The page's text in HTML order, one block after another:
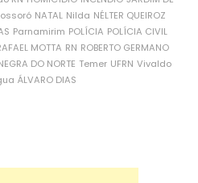
NATAL Nilda NÉLTER QUEIROZ
Parnamirim POLÍCIA POLÍCIA CIVIL
MOTTA RN ROBERTO GERMANO
DO NORTE Temer UFRN Vivaldo
ÁLVARO DIAS